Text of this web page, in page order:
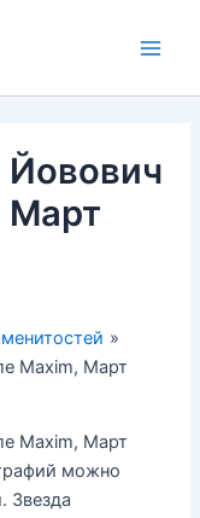
Март
Maxim, Март
Maxim, Март
можно
Звезда